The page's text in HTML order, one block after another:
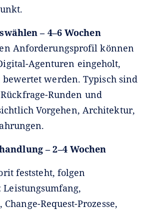
– 4–6 Wochen
Anforderungsprofil können
Agenturen eingeholt,
werden. Typisch sind
Runden und
Vorgehen, Architektur,
– 2–4 Wochen
feststeht, folgen
Leistungsumfang,
Request-Prozesse,